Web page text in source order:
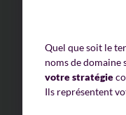
Quel que soit le
noms de domaine
votre stratégie
Ils représentent